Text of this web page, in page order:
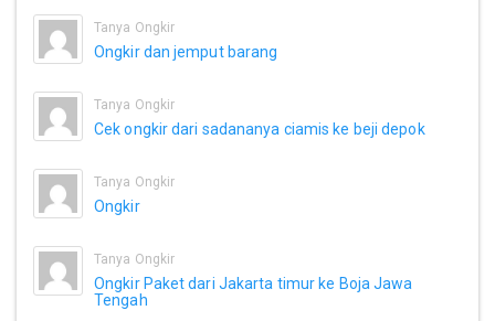
Tanya Ongkir
Ongkir dan jemput barang
Tanya Ongkir
Cek ongkir dari sadananya ciamis ke beji depok
Tanya Ongkir
Ongkir
Tanya Ongkir
Ongkir Paket dari Jakarta timur ke Boja Jawa
Tengah